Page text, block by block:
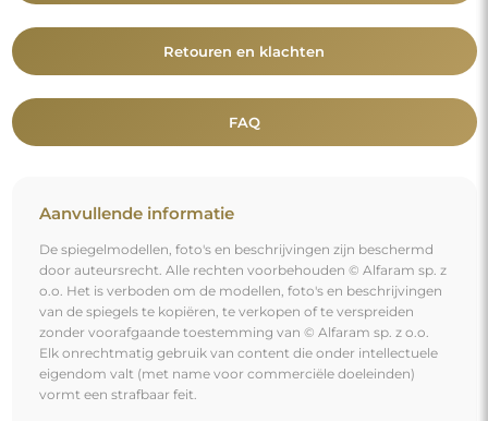
Retouren en klachten
FAQ
Aanvullende informatie
De spiegelmodellen, foto's en beschrijvingen zijn beschermd
door auteursrecht. Alle rechten voorbehouden © Alfaram sp. z
o.o. Het is verboden om de modellen, foto's en beschrijvingen
van de spiegels te kopiëren, te verkopen of te verspreiden
zonder voorafgaande toestemming van © Alfaram sp. z o.o.
Elk onrechtmatig gebruik van content die onder intellectuele
eigendom valt (met name voor commerciële doeleinden)
vormt een strafbaar feit.